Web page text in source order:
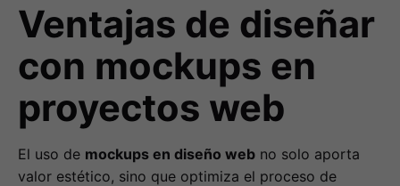
Ventajas de diseñar
con mockups en
proyectos web
El uso de mockups en diseño web no solo aporta
valor estético, sino que optimiza el proceso de